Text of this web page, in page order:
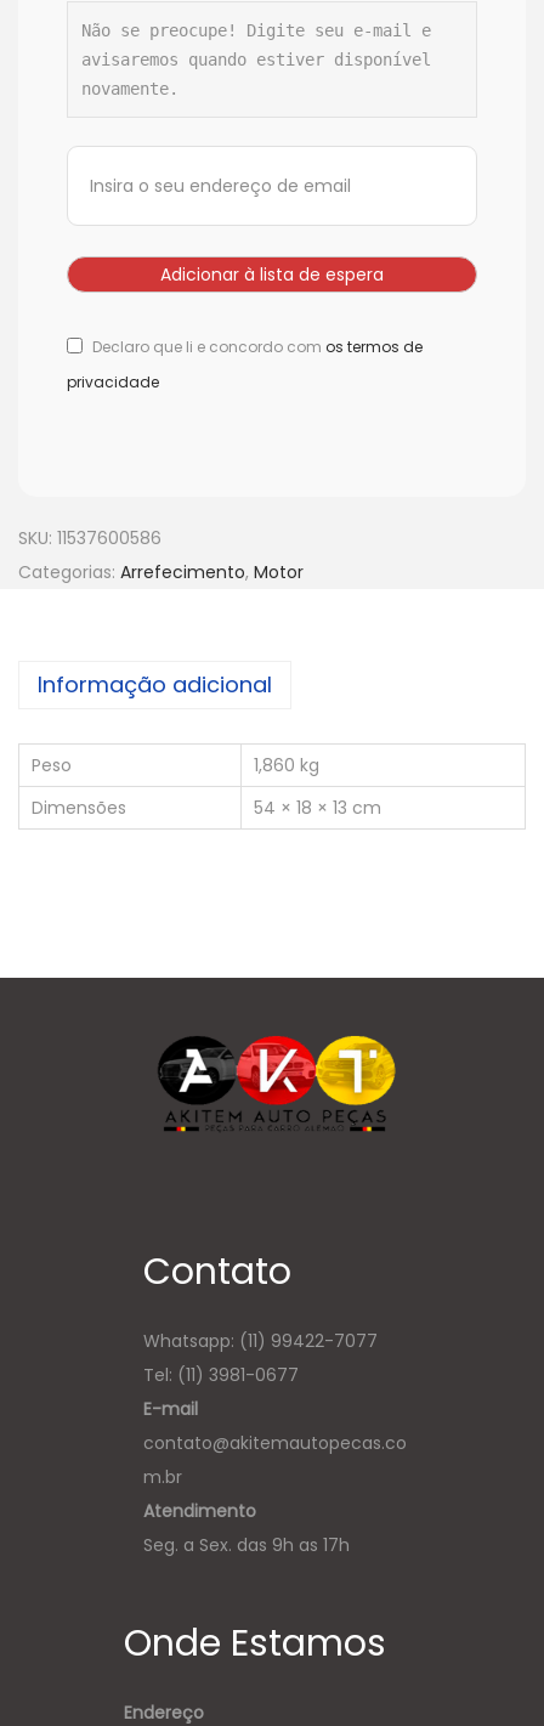
Não se preocupe! Digite seu e-mail e
avisaremos quando estiver disponível
novamente.
Declaro que li e concordo com os termos de
privacidade
SKU: 11537600586
Categorias: Arrefecimento, Motor
Informação adicional
Peso
1,860 kg
Dimensões
54 × 18 × 13 cm
Contato
Whatsapp: (11) 99422-7077
Tel: (11) 3981-0677
E-mail
contato@akitemautopecas.co
m.br
Atendimento
Seg. a Sex. das 9h as 17h
Onde Estamos
Endereço